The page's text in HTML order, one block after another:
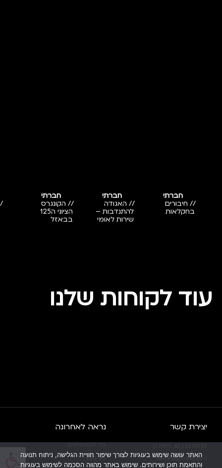
חברתי
// חיבורים
בחקלאות
חברתי
// האגודה
להתנדבות –
שירות לאומי
חברתי
// הקונגרס
הציוני ה125
בבאזל
עוד לקוחות שלנו
יצירת קשר
office@go-bsd.co.il
נראה לאחרונה
כל הקמפיינים
פרסום
האתר עושה שימוש בעוגיות לצורך שיפור חוויית הגלישה, ניתוח תנועה
והתאמת תוכן ושירותים. שימוש באתר מהווה הסכמה לשימוש בעוגיות